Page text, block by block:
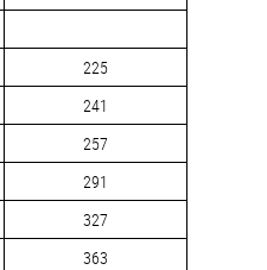
225
241
257
291
327
363